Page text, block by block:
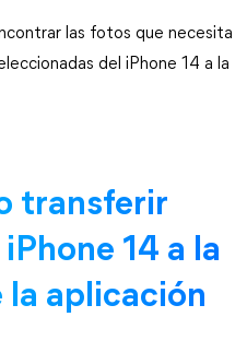
las fotos que necesita
del iPhone 14 a la
transferir
14 a la
la aplicación